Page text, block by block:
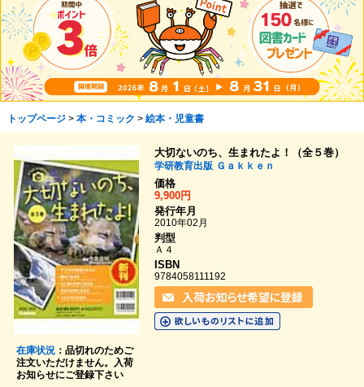
トップページ> 本・コミック > 絵本・児童書
在庫状況：品切れのためご
注文いただけません。入荷
お知らせにご登録下さい
大切ないのち、生まれたよ！（全５巻）
学研教育出版 Ｇａｋｋｅｎ
価格
9,900円
発行年月
2010年02月
判型
Ａ４
ISBN
9784058111192